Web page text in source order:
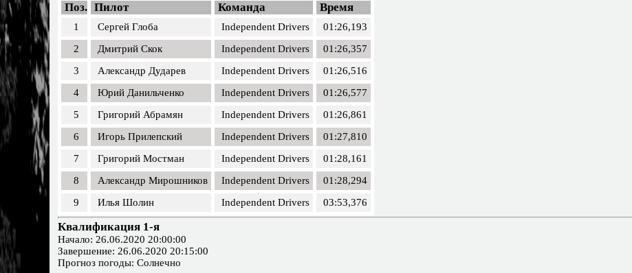
Поз. Пилот Команда Время
1 Сергей Глоба Independent Drivers
01:26,193
2
Дмитрий Скок Independent Drivers
01:26,357
3
Александр Дударев Independent Drivers
01:26,516
4
Юрий Данильченко Independent Drivers
01:26,577
5
Григорий Абрамян Independent Drivers
01:26,861
6
Игорь Прилепский Independent Drivers
01:27,810
7
Григорий Мостман Independent Drivers
01:28,161
8
Александр Мирошников Independent Drivers
01:28,294
9
Илья Шолин Independent Drivers 03:53,376
Квалификация 1-я
Начало: 26.06.2020 20:00:00
Завершение: 26.06.2020 20:15:00
Прогноз погоды: Солнечно